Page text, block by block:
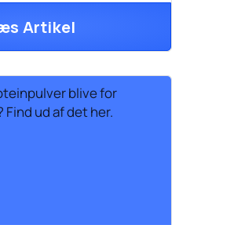
Artikel